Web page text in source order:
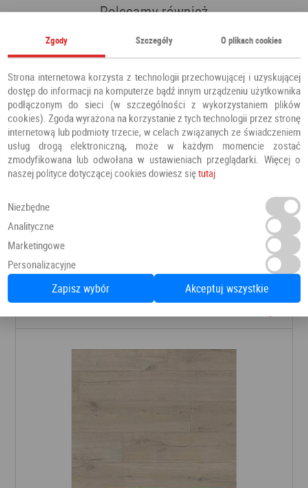
Polecamy również
Panele Podłogowe Dab Patynowy Klasyczny Szary IMU3560 AC5 12 mm
Zapytaj o cenę
Dodaj do ulubionych
Zgody Szczegóły O plikach cookies
Strona internetowa korzysta z technologii przechowującej i uzyskującej
dostęp do informacji na komputerze bądź innym urządzeniu użytkownika
podłączonym do sieci (w szczególności z wykorzystaniem plików
cookies). Zgoda wyrażona na korzystanie z tych technologii przez stronę
internetową lub podmioty trzecie, w celach związanych ze świadczeniem
usług drogą elektroniczną, może w każdym momencie zostać
zmodyfikowana lub odwołana w ustawieniach przeglądarki. Więcej o
naszej polityce dotyczącej cookies dowiesz siętutaj
Niezbędne
Analityczne
Marketingowe
Personalizacyjne
Zapisz wybór Akceptuj wszystkie